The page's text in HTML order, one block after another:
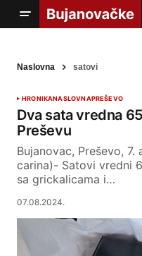
Naslovna satovi
HRONIKANASLOVNAPREŠEVO
Dva sata vredna
Preševu
Bujanovac, Preševo,
carina)- Satovi vredni
sa grickalicama i…
07.08.2024.